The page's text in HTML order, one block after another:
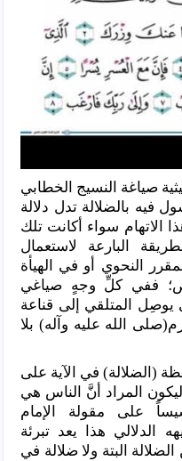
النسيج الخطابي
فيه بالضلالة تدل دلالة
الاتهام سواء أكانت تلك
البارعة لاستعمال
النحوي أو في الهيأة
ففي كلِّ وجهٍ صياغي
المتلقي إلى قناعة
الله عليه وآله) بلا
في الآية على
المراد أنَّ الناس هي
على مقولة الإمام
الدلالي هذا يعد تبرئة
البتة ولا ضلالة في